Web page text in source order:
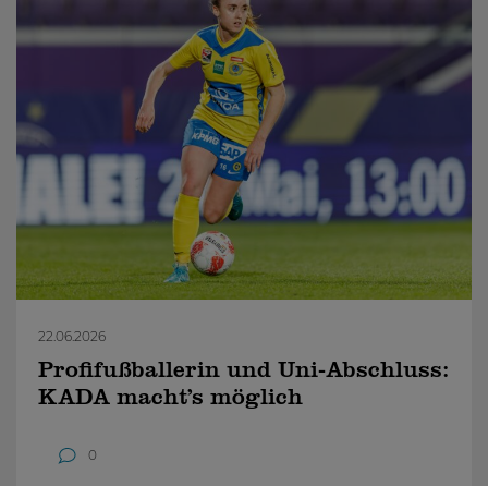
22.06.2026
Profifußballerin und Uni-Abschluss:
KADA macht’s möglich
0